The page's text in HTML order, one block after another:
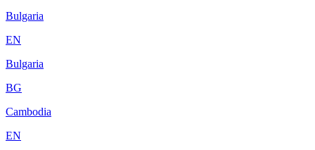
Bulgaria
EN
Bulgaria
BG
Cambodia
EN